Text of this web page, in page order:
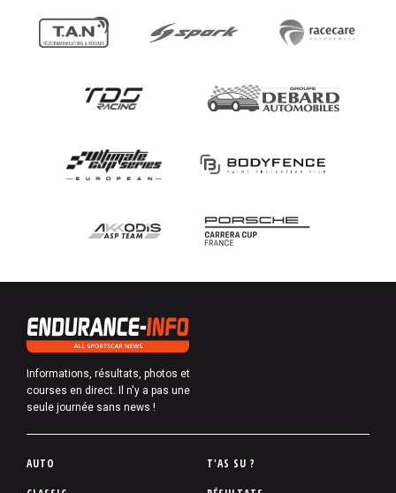
Informations, résultats, photos et
courses en direct. Il n'y a pas une
seule journée sans news !
P
AUTO
T'AS SU ?